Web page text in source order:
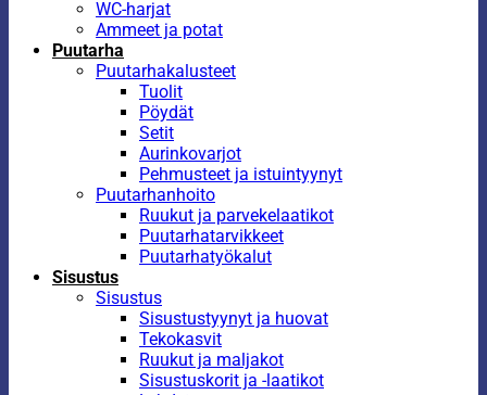
WC-harjat
Ammeet ja potat
Puutarha
Puutarhakalusteet
Tuolit
Pöydät
Setit
Aurinkovarjot
Pehmusteet ja istuintyynyt
Puutarhanhoito
Ruukut ja parvekelaatikot
Puutarhatarvikkeet
Puutarhatyökalut
Sisustus
Sisustus
Sisustustyynyt ja huovat
Tekokasvit
Ruukut ja maljakot
Sisustuskorit ja -laatikot